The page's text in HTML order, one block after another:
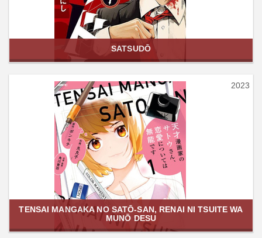
SATSUDŌ
2023
TENSAI MANGAKA NO SATŌ-SAN, RENAI NI TSUITE WA
MUNŌ DESU